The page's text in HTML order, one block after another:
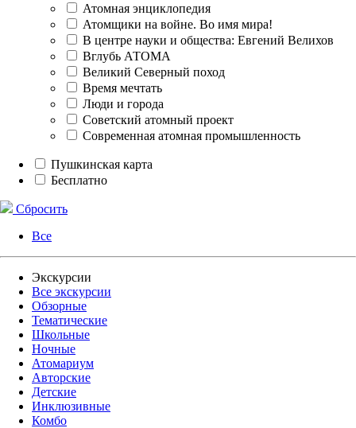
Атомная энциклопедия
Атомщики на войне. Во имя мира!
В центре науки и общества: Евгений Велихов
Вглубь АТОМА
Великий Северный поход
Время мечтать
Люди и города
Советский атомный проект
Современная атомная промышленность
Пушкинская карта
Бесплатно
Сбросить
Все
Экскурсии
Все экскурсии
Обзорные
Тематические
Школьные
Ночные
Атомариум
Авторские
Детские
Инклюзивные
Комбо